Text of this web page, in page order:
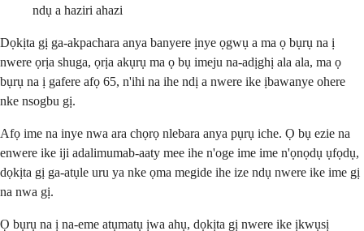
ndụ a haziri ahazi
Dọkịta gị ga-akpachara anya banyere ịnye ọgwụ a ma ọ bụrụ na ị
nwere ọrịa shuga, ọrịa akụrụ ma ọ bụ imeju na-adịghị ala ala, ma ọ
bụrụ na ị gafere afọ 65, n'ihi na ihe ndị a nwere ike ịbawanye ohere
nke nsogbu gị.
Afọ ime na inye nwa ara chọrọ nlebara anya pụrụ iche. Ọ bụ ezie na
enwere ike iji adalimumab-aaty mee ihe n'oge ime ime n'ọnọdụ ụfọdụ,
dọkịta gị ga-atụle uru ya nke ọma megide ihe ize ndụ nwere ike ime gị
na nwa gị.
Ọ bụrụ na ị na-eme atụmatụ ịwa ahụ, dọkịta gị nwere ike ịkwụsị